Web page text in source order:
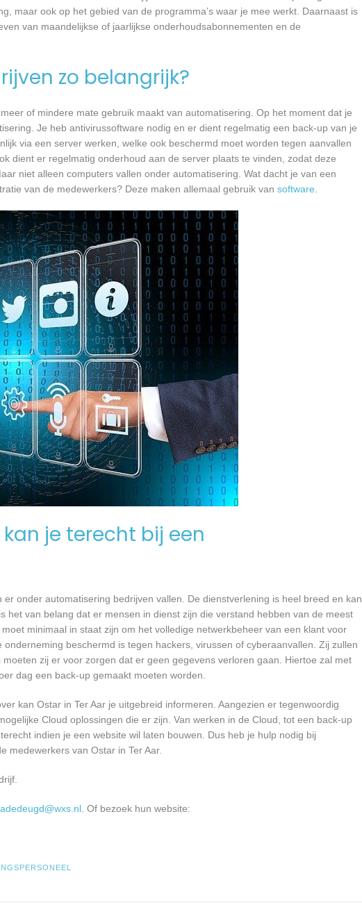
maar ook op het gebied van de programma’s waar je mee werkt. Daarnaast is
van maandelijkse of jaarlijkse onderhoudsabonnementen en de
zo belangrijk?
of mindere mate gebruik maakt van automatisering. Op het moment dat je
Je heb antivirussoftware nodig en er dient regelmatig een back-up van je
via een server werken, welke ook beschermd moet worden tegen aanvallen
dient er regelmatig onderhoud aan de server plaats te vinden, zodat deze
niet alleen computers vallen onder automatisering. Wat dacht je van een
van de medewerkers? Deze maken allemaal gebruik van software
je terecht bij een
onder automatisering bedrijven vallen. De dienstverlening is heel breed en kan
van belang dat er mensen in dienst zijn die verstand hebben van de meest
minimaal in staat zijn om het volledige netwerkbeheer van een klant voor
beschermd is tegen hackers, virussen of cyberaanvallen. Zij zullen
zij er voor zorgen dat er geen gegevens verloren gaan. Hiertoe zal met
dag een back-up gemaakt moeten worden.
kan Ostar in Ter Aar je uitgebreid informeren. Aangezien er tegenwoordig
Cloud oplossingen die er zijn. Van werken in de Cloud, tot een back-up
indien je een website wil laten bouwen. Dus heb je hulp nodig bij
medewerkers van Ostar in Ter Aar.
adedeugd@wxs.nl . Of bezoek hun website: